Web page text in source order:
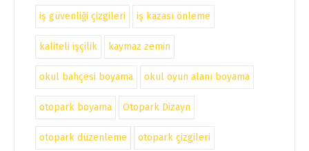
iş güvenliği çizgileri iş kazası önleme
kaliteli işçilik kaymaz zemin
okul bahçesi boyama okul oyun alanı boyama
otopark boyama Otopark Dizayn
otopark düzenleme otopark çizgileri